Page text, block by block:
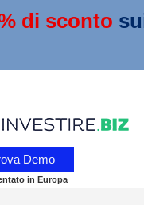
di sconto
Demo
in Europa